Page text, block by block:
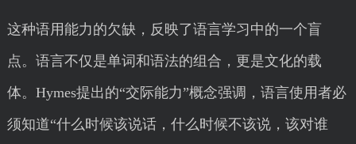
这种语用能力的欠缺，反映了语言学习中的一个盲
点。语言不仅是单词和语法的组合，更是文化的载
体。Hymes提出的“交际能力”概念强调，语言使用者必
须知道“什么时候该说话，什么时候不该说，该对谁